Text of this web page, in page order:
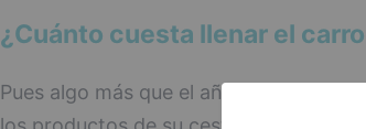
¿Cuánto cuesta llenar el
Pues algo más que el año anterior